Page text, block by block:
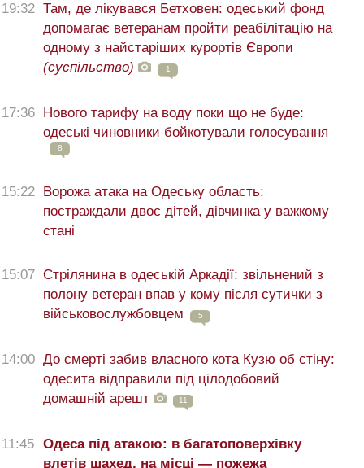
19:32 Там, де лікувався Бетховен: одеський фонд
допомагає ветеранам пройти реабілітацію на
одному з найстаріших курортів Європи
(суспільство)
1
17:36
Нового тарифу на воду поки що не буде:
одеські чиновники бойкотували голосування
8
15:22
Ворожа атака на Одеську область:
постраждали двоє дітей, дівчинка у важкому
стані
15:07 Стрілянина в одеській Аркадії: звільнений з
полону ветеран впав у кому після сутички з
військовослужбовцем
5
14:00 До смерті забив власного кота Кузю об стіну:
одесита відправили під цілодобовий
домашній арешт
11
11:45 Одеса під атакою: в багатоповерхівку
влетів шахед, на місці — пожежа